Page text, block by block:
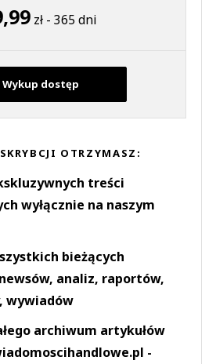
zł - 365 dni
Wykup dostęp
OTRZYMASZ:
treści
wyłącznie na naszym
bieżących
analiz, raportów,
wywiadów
archiwum artykułów
-